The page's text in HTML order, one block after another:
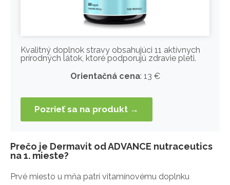
Kvalitný doplnok stravy obsahujúci 11 aktívnych
prírodných látok, ktoré podporujú zdravie pleti.
Orientačná cena: 13 €
Pozrieť sa na produkt →
Prečo je Dermavit od ADVANCE nutraceutics
na 1. mieste?
Prvé miesto u mňa patrí vitamínovému doplnku